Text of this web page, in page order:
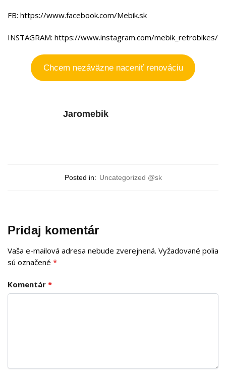
FB: https://www.facebook.com/Mebik.sk
INSTAGRAM: https://www.instagram.com/mebik_retrobikes/
Chcem nezáväzne naceniť renováciu
Jaromebik
Posted in: Uncategorized @sk
Pridaj komentár
Vaša e-mailová adresa nebude zverejnená. Vyžadované polia
sú označené *
Komentár *